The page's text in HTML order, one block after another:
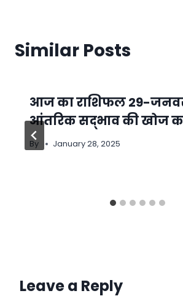
Similar Posts
आज का राशिफल 29-
आंतरिक सद्भाव की खोज
By January 28, 2025
Leave a Reply